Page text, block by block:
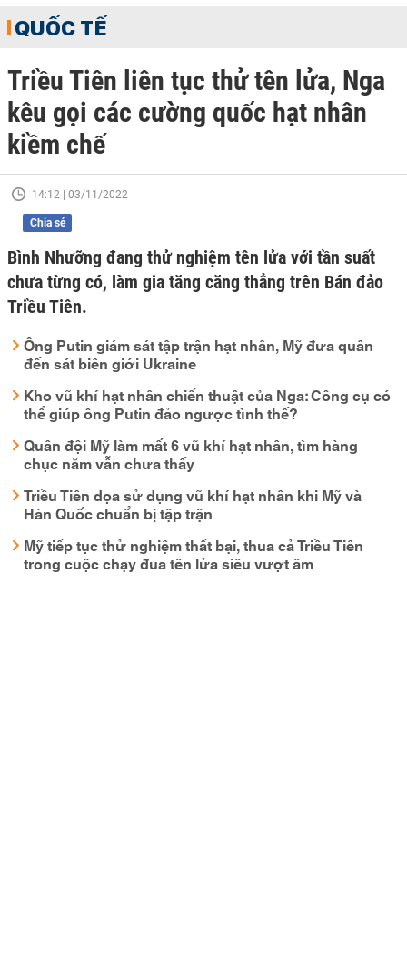
QUỐC TẾ
Triều Tiên liên tục thử tên lửa, Nga
kêu gọi các cường quốc hạt nhân
kiềm chế
14:12 | 03/11/2022
Chia sẻ
Bình Nhưỡng đang thử nghiệm tên lửa với tần suất
chưa từng có, làm gia tăng căng thẳng trên Bán đảo
Triều Tiên.
Ông Putin giám sát tập trận hạt nhân, Mỹ đưa quân
đến sát biên giới Ukraine
Kho vũ khí hạt nhân chiến thuật của Nga: Công cụ có
thể giúp ông Putin đảo ngược tình thế?
Quân đội Mỹ làm mất 6 vũ khí hạt nhân, tìm hàng
chục năm vẫn chưa thấy
Triều Tiên dọa sử dụng vũ khí hạt nhân khi Mỹ và
Hàn Quốc chuẩn bị tập trận
Mỹ tiếp tục thử nghiệm thất bại, thua cả Triều Tiên
trong cuộc chạy đua tên lửa siêu vượt âm